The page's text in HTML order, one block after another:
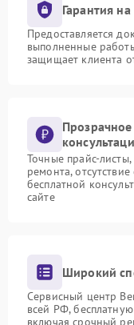
Гарантия
Предоставляется
выполненные
защищает клиента
Точные прайс-
ремонта,
бесплатной
сайте
Широкий
Сервисный центр
всей РФ,
включая срочный